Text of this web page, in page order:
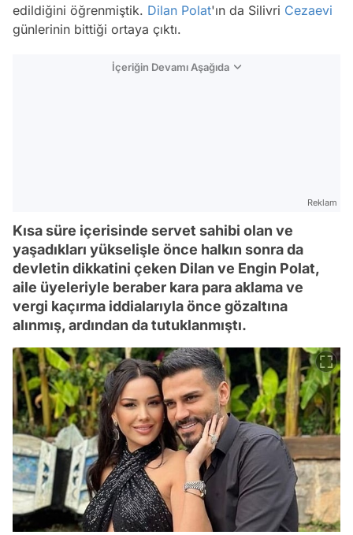
edildiğini öğrenmiştik. Dilan Polat'ın da Silivri Cezaevi
günlerinin bittiği ortaya çıktı.
İçeriğin Devamı Aşağıda
Reklam
Kısa süre içerisinde servet sahibi olan ve
yaşadıkları yükselişle önce halkın sonra da
devletin dikkatini çeken Dilan ve Engin Polat,
aile üyeleriyle beraber kara para aklama ve
vergi kaçırma iddialarıyla önce gözaltına
alınmış, ardından da tutuklanmıştı.